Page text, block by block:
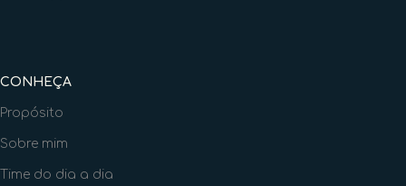
CONHEÇA
Propósito
Sobre mim
Time do dia a dia